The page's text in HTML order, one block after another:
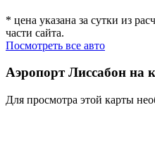
* цена указана за сутки из
части сайта.
Посмотреть все авто
Аэропорт Лиссабон на
Для просмотра этой карты